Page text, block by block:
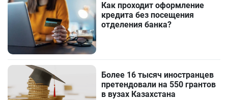
Как проходит оформление
кредита без посещения
отделения банка?
Более 16 тысяч иностранцев
претендовали на 550 грантов
в вузах Казахстана